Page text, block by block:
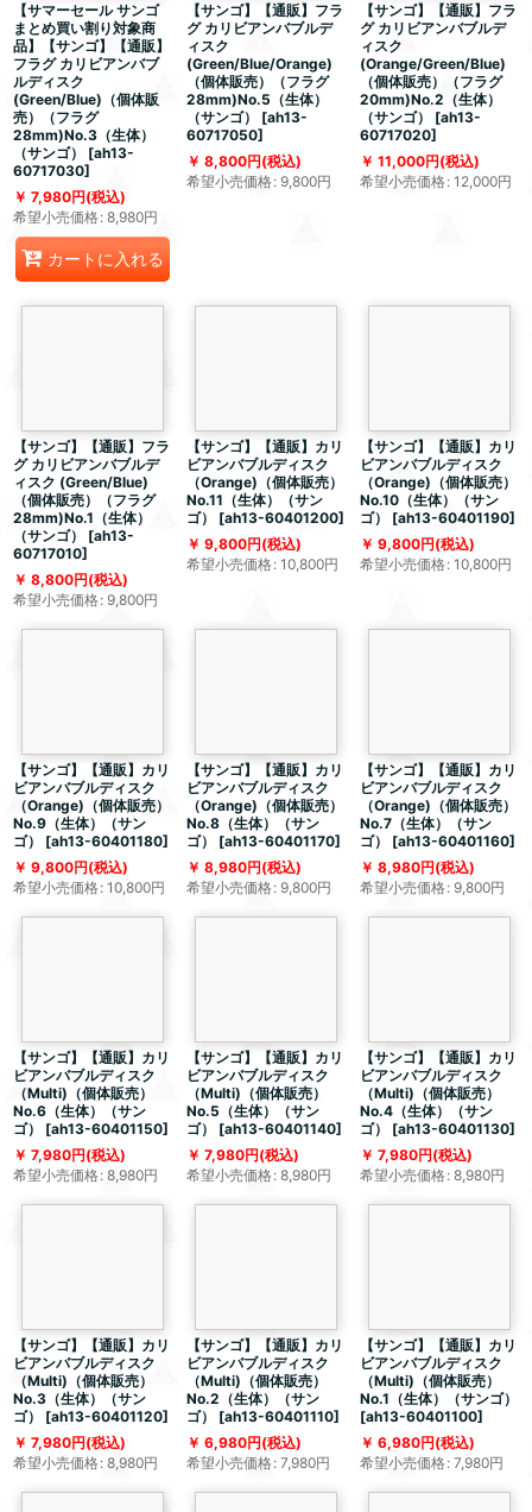
【サマーセール サンゴ
まとめ買い割り対象商
品】【サンゴ】【通販】
フラグ カリビアンバブ
ルディスク
(Green/Blue)（個体販
売）（フラグ
28mm)No.3（生体）
（サンゴ）
[ah13-
60717030]
7,980円(税込)
希望小売価格: 8,980円
カートに入れる
【サンゴ】【通販】フラ
グ カリビアンバブルデ
ィスク
(Green/Blue/Orange)
（個体販売）（フラグ
28mm)No.5（生体）
（サンゴ）
[ah13-
60717050]
8,800円(税込)
希望小売価格: 9,800円
【サンゴ】【通販】フラ
グ カリビアンバブルデ
ィスク
(Orange/Green/Blue)
（個体販売）（フラグ
20mm)No.2（生体）
（サンゴ）
[ah13-
60717020]
11,000円(税込)
希望小売価格: 12,000円
【サンゴ】【通販】フラ
グ カリビアンバブルデ
ィスク (Green/Blue)
（個体販売）（フラグ
28mm)No.1（生体）
（サンゴ）
[ah13-
60717010]
8,800円(税込)
希望小売価格: 9,800円
【サンゴ】【通販】カリ
ビアンバブルディスク
（Orange)（個体販売）
No.11（生体）（サン
ゴ）
[ah13-60401200]
9,800円(税込)
希望小売価格: 10,800円
【サンゴ】【通販】カリ
ビアンバブルディスク
（Orange)（個体販売）
No.10（生体）（サン
ゴ）
[ah13-60401190]
9,800円(税込)
希望小売価格: 10,800円
【サンゴ】【通販】カリ
ビアンバブルディスク
（Orange)（個体販売）
No.9（生体）（サン
ゴ）
[ah13-60401180]
9,800円(税込)
希望小売価格: 10,800円
【サンゴ】【通販】カリ
ビアンバブルディスク
（Orange)（個体販売）
No.8（生体）（サン
ゴ）
[ah13-60401170]
8,980円(税込)
希望小売価格: 9,800円
【サンゴ】【通販】カリ
ビアンバブルディスク
（Orange)（個体販売）
No.7（生体）（サン
ゴ）
[ah13-60401160]
8,980円(税込)
希望小売価格: 9,800円
【サンゴ】【通販】カリ
ビアンバブルディスク
（Multi)（個体販売）
No.6（生体）（サン
ゴ）
[ah13-60401150]
7,980円(税込)
希望小売価格: 8,980円
【サンゴ】【通販】カリ
ビアンバブルディスク
（Multi)（個体販売）
No.5（生体）（サン
ゴ）
[ah13-60401140]
7,980円(税込)
希望小売価格: 8,980円
【サンゴ】【通販】カリ
ビアンバブルディスク
（Multi)（個体販売）
No.4（生体）（サン
ゴ）
[ah13-60401130]
7,980円(税込)
希望小売価格: 8,980円
【サンゴ】【通販】カリ
ビアンバブルディスク
（Multi)（個体販売）
No.3（生体）（サン
ゴ）
[ah13-60401120]
7,980円(税込)
希望小売価格: 8,980円
【サンゴ】【通販】カリ
ビアンバブルディスク
（Multi)（個体販売）
No.2（生体）（サン
ゴ）
[ah13-60401110]
6,980円(税込)
希望小売価格: 7,980円
【サンゴ】【通販】カリ
ビアンバブルディスク
（Multi)（個体販売）
No.1（生体）（サンゴ）
[ah13-60401100]
6,980円(税込)
希望小売価格: 7,980円